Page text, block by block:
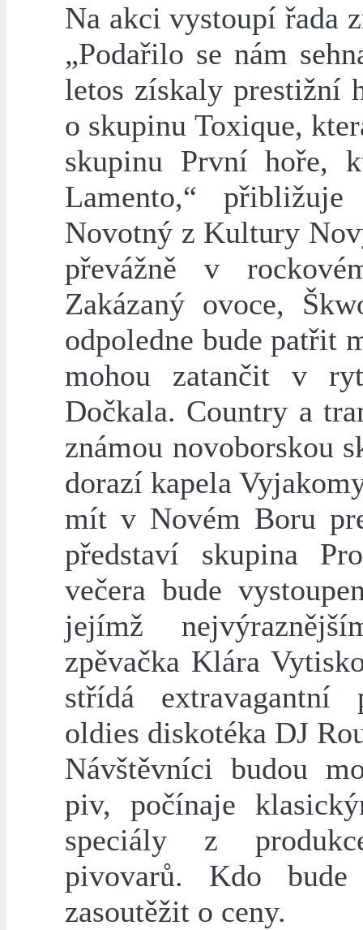
Na akci vystoupí řada
„Podařilo se nám
letos získaly prestižní
o skupinu Toxique,
skupinu První hoře,
Lamento,“ přibližuje
Novotný z Kultury
převážně v
Zakázaný ovoce,
odpoledne bude patřit
mohou zatančit v
Dočkala. Country a
známou novoborskou
dorazí kapela
mít v Novém Boru
představí skupina
večera bude
jejímž
zpěvačka Klára
střídá extravagantní
oldies diskotéka DJ
Návštěvníci budou
piv, počínaje
speciály z
pivovarů. Kdo
zasoutěžit o ceny.